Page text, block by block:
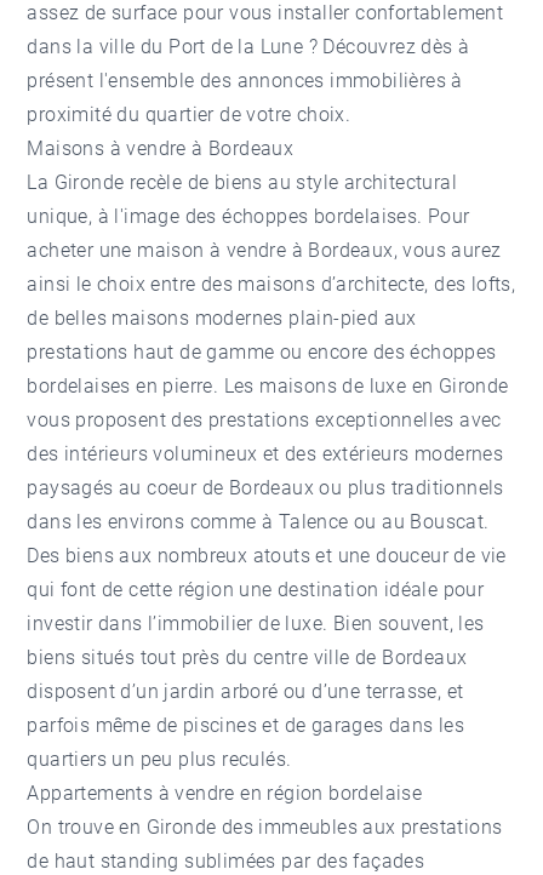
assez de surface pour vous installer confortablement
dans la ville du Port de la Lune ? Découvrez dès à
présent l'ensemble des annonces immobilières à
proximité du quartier de votre choix.
Maisons à vendre à Bordeaux
La Gironde recèle de biens au style architectural
unique, à l'image des échoppes bordelaises. Pour
acheter une maison à vendre à Bordeaux, vous aurez
ainsi le choix entre des maisons d’architecte, des lofts,
de belles maisons modernes plain-pied aux
prestations haut de gamme ou encore des échoppes
bordelaises en pierre. Les maisons de luxe en Gironde
vous proposent des prestations exceptionnelles avec
des intérieurs volumineux et des extérieurs modernes
paysagés au coeur de Bordeaux ou plus traditionnels
dans les environs comme à Talence ou au Bouscat.
Des biens aux nombreux atouts et une douceur de vie
qui font de cette région une destination idéale pour
investir dans l’immobilier de luxe. Bien souvent, les
biens situés tout près du centre ville de Bordeaux
disposent d’un jardin arboré ou d’une terrasse, et
parfois même de piscines et de garages dans les
quartiers un peu plus reculés.
Appartements à vendre en région bordelaise
On trouve en Gironde des immeubles aux prestations
de haut standing sublimées par des façades